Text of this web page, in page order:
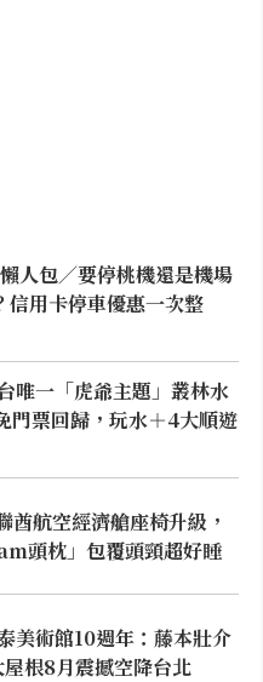
人包／要停桃機還是機場
信用卡停車優惠一次整
唯一「虎爺主題」叢林水
門票回歸，玩水＋4大順遊
酋航空經濟艙座椅升級，
頭枕」包覆頭頸超好睡
美術館10週年：藤本壯介
根8月震撼空降台北